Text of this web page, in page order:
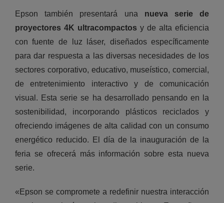
Epson también presentará una nueva serie de
proyectores 4K ultracompactos y de alta eficiencia
con fuente de luz láser, diseñados específicamente
para dar respuesta a las diversas necesidades de los
sectores corporativo, educativo, museístico, comercial,
de entretenimiento interactivo y de comunicación
visual. Esta serie se ha desarrollado pensando en la
sostenibilidad, incorporando plásticos reciclados y
ofreciendo imágenes de alta calidad con un consumo
energético reducido. El día de la inauguración de la
feria se ofrecerá más información sobre esta nueva
serie.
«Epson se compromete a redefinir nuestra interacción